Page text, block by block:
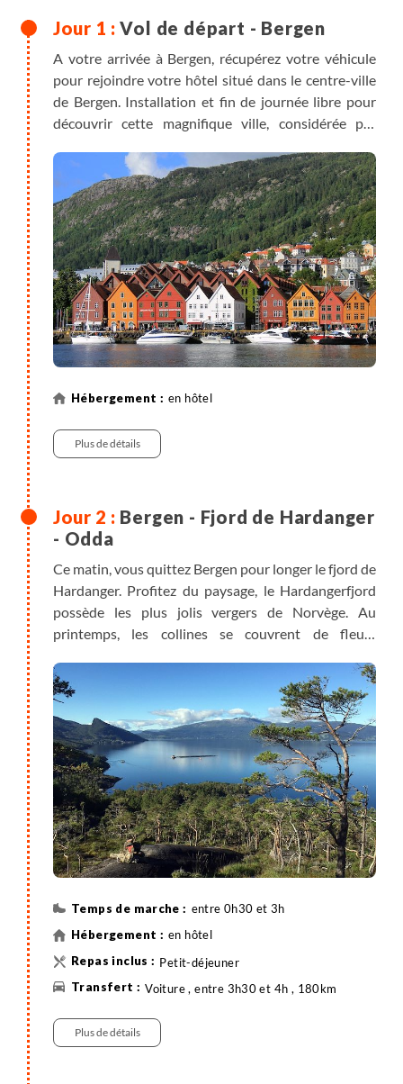
Vol de départ - Bergen
A votre arrivée à Bergen, récupérez votre véhicule
pour rejoindre votre hôtel situé dans le centre-ville
de Bergen. Installation et fin de journée libre pour
découvrir cette magnifique ville, considérée par
en hôtel
Plus de détails
Bergen - Fjord de Hardanger
- Odda
Ce matin, vous quittez Bergen pour longer le fjord de
Hardanger. Profitez du paysage, le Hardangerfjord
possède les plus jolis vergers de Norvège. Au
printemps, les collines se couvrent de fleurs
poids des fruits – les pommes les plus juteuses qui
soient ! En chemin, possibilité de faire une jolie
balade jusqu'au promontoire de Samlen, avec une
jolie vue sur le fjord.
entre 0h30 et 3h
en hôtel
Petit-déjeuner
Voiture , entre 3h30 et 4h , 180km
Randonnée
Plus de détails